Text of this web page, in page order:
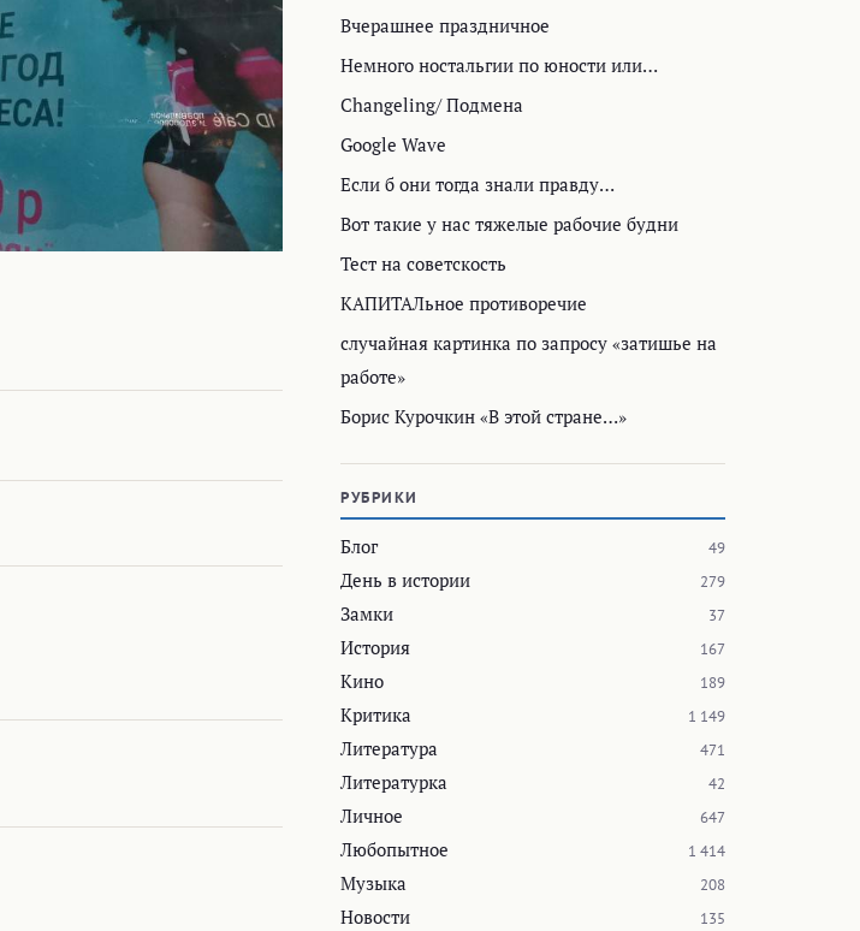
Вчерашнее праздничное
Немного ностальгии по юности или…
Changeling/ Подмена
Google Wave
Если б они тогда знали правду…
Вот такие у нас тяжелые рабочие будни
Тест на советскость
КАПИТАЛьное противоречие
случайная картинка по запросу «затишье на
работе»
Борис Курочкин «В этой стране…»
РУБРИКИ
Блог 49
День в истории 279
Замки 37
История 167
Кино 189
Критика 1 149
Литература 471
Литературка 42
Личное 647
Любопытное 1 414
Музыка 208
Новости 135